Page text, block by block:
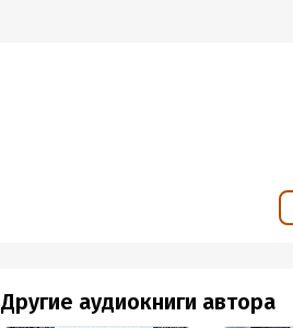
Другие аудиокниги автора